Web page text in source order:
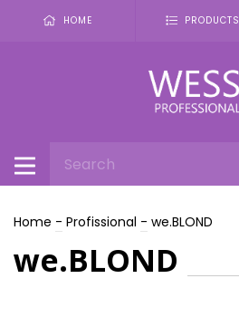
HOME PRODUCTS
Home - Profissional - we.BLOND
we.BLOND